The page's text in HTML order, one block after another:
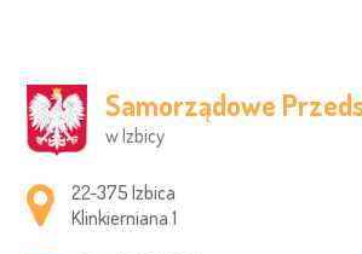
Samorządowe
w Izbicy
Adres pocztowy:
22-375 Izbica
Klinkierniana 1